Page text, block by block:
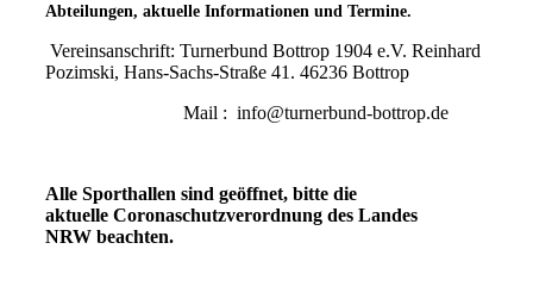
Abteilungen, aktuelle Informationen und Termine.
Vereinsanschrift: Turnerbund Bottrop 1904 e.V. Reinhard
Pozimski, Hans-Sachs-Straße 41. 46236 Bottrop
Mail : info@turnerbund-bottrop.de
Alle Sporthallen sind geöffnet, bitte die
aktuelle Coronaschutzverordnung des Landes
NRWbeachten.